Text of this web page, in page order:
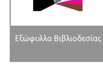
Εξώφυλλα Βιβλιοδεσίας